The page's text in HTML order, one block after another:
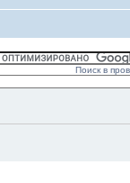
Поиск в